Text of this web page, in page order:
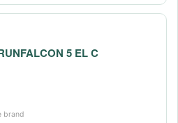
5 EL C
brand